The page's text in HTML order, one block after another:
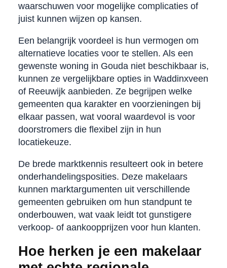
waarschuwen voor mogelijke complicaties of
juist kunnen wijzen op kansen.
Een belangrijk voordeel is hun vermogen om
alternatieve locaties voor te stellen. Als een
gewenste woning in Gouda niet beschikbaar is,
kunnen ze vergelijkbare opties in Waddinxveen
of Reeuwijk aanbieden. Ze begrijpen welke
gemeenten qua karakter en voorzieningen bij
elkaar passen, wat vooral waardevol is voor
doorstromers die flexibel zijn in hun
locatiekeuze.
De brede marktkennis resulteert ook in betere
onderhandelingsposities. Deze makelaars
kunnen marktargumenten uit verschillende
gemeenten gebruiken om hun standpunt te
onderbouwen, wat vaak leidt tot gunstigere
verkoop- of aankoopprijzen voor hun klanten.
Hoe herken je een makelaar